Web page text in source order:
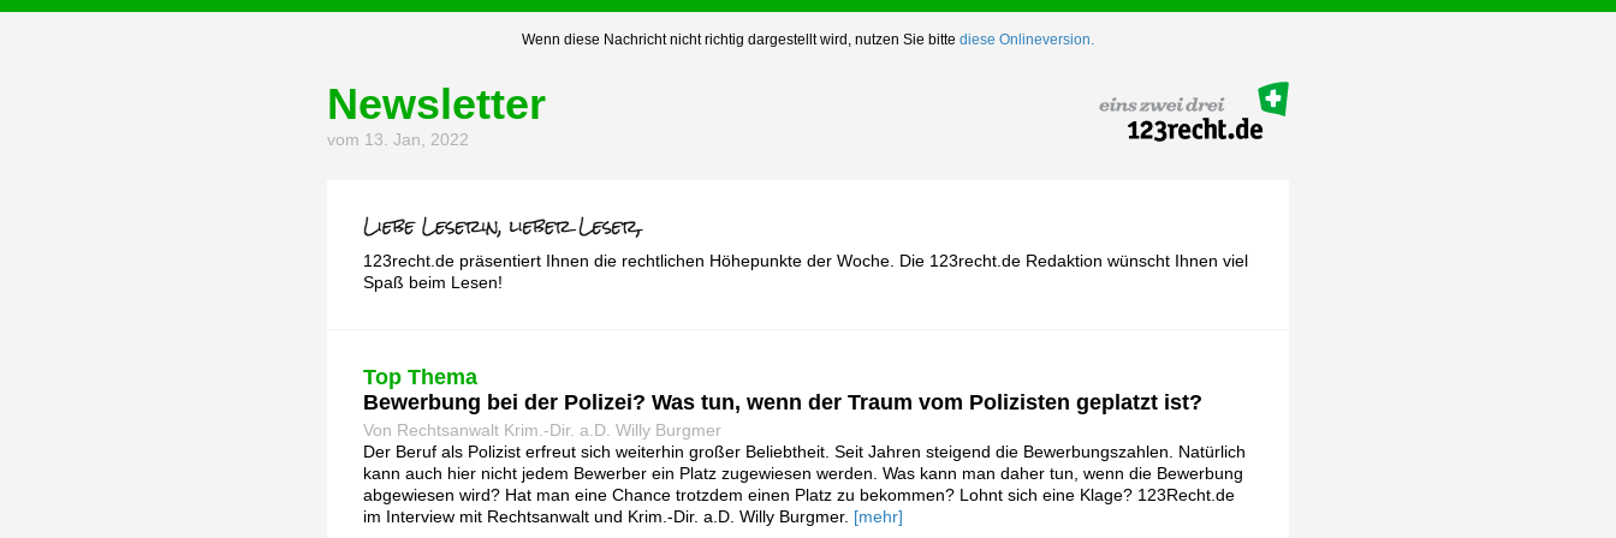
Wenn diese Nachricht nicht richtig dargestellt wird, nutzen Sie bitte diese Onlineversion.
Newsletter
vom 13. Jan, 2022
123recht.de präsentiert Ihnen die rechtlichen Höhepunkte der Woche. Die 123recht.de Redaktion wünscht Ihnen viel
Spaß beim Lesen!
Top Thema
Bewerbung bei der Polizei? Was tun, wenn der Traum vom Polizisten geplatzt ist?
Von Rechtsanwalt Krim.-Dir. a.D. Willy Burgmer
Der Beruf als Polizist erfreut sich weiterhin großer Beliebtheit. Seit Jahren steigend die Bewerbungszahlen. Natürlich
kann auch hier nicht jedem Bewerber ein Platz zugewiesen werden. Was kann man daher tun, wenn die Bewerbung
abgewiesen wird? Hat man eine Chance trotzdem einen Platz zu bekommen? Lohnt sich eine Klage? 123Recht.de
im Interview mit Rechtsanwalt und Krim.-Dir. a.D. Willy Burgmer. [mehr]